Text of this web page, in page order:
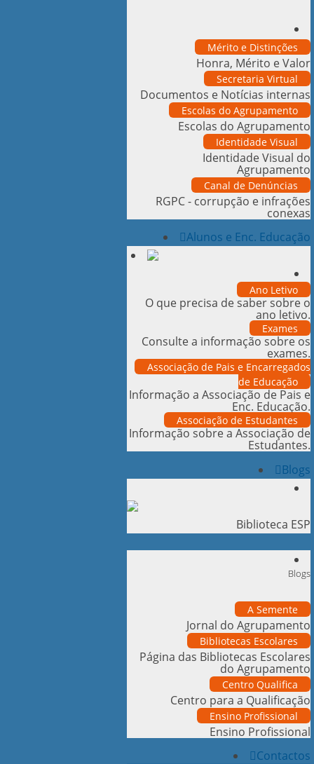
Mérito e Distinções
Honra, Mérito e Valor
Secretaria Virtual
Documentos e Notícias internas
Escolas do Agrupamento
Escolas do Agrupamento
Identidade Visual
Identidade Visual do
Agrupamento
Canal de Denúncias
RGPC - corrupção e infrações
conexas
Alunos e Enc. Educação
Ano Letivo
O que precisa de saber sobre o
ano letivo.
Exames
Consulte a informação sobre os
exames.
Associação de Pais e Encarregados
de Educação
Informação a Associação de Pais e
Enc. Educação.
Associação de Estudantes
Informação sobre a Associação de
Estudantes.
Blogs
Biblioteca ESP
Blogs
A Semente
Jornal do Agrupamento
Bibliotecas Escolares
Página das Bibliotecas Escolares
do Agrupamento
Centro Qualifica
Centro para a Qualificação
Ensino Profissional
Ensino Profissional
Contactos